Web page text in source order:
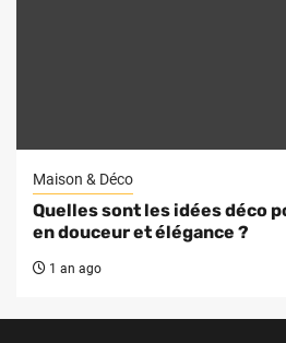
Maison & Déco
Quelles sont les idées déco
en douceur et élégance ?
1 an ago